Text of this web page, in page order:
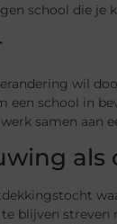
school die je
wil
een school in
samen aan
blijven